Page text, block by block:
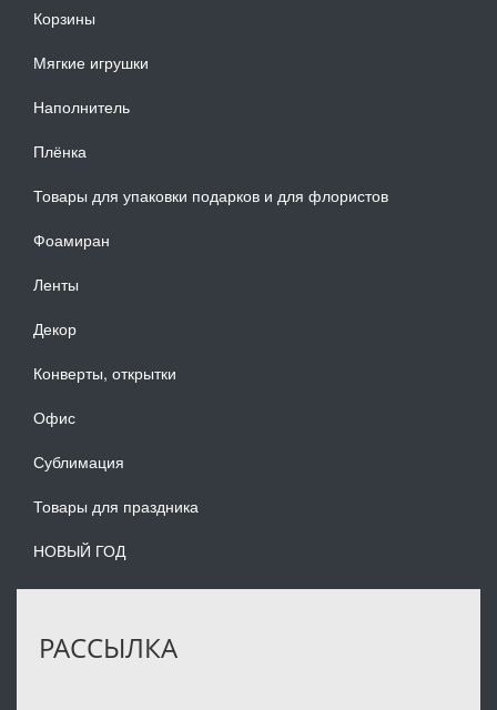
Корзины
Мягкие игрушки
Наполнитель
Плёнка
Товары для упаковки подарков и для флористов
Фоамиран
Ленты
Декор
Конверты, открытки
Офис
Сублимация
Товары для праздника
НОВЫЙ ГОД
РАССЫЛКА